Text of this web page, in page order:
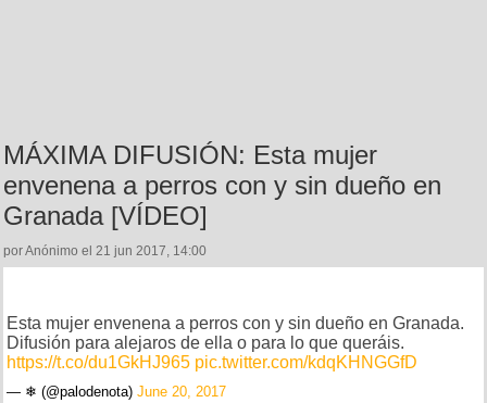
MÁXIMA DIFUSIÓN: Esta mujer
envenena a perros con y sin dueño en
Granada [VÍDEO]
por Anónimo el 21 jun 2017, 14:00
Esta mujer envenena a perros con y sin dueño en Granada.
Difusión para alejaros de ella o para lo que queráis.
https://t.co/du1GkHJ965 pic.twitter.com/kdqKHNGGfD
— ❄ (@palodenota) June 20, 2017